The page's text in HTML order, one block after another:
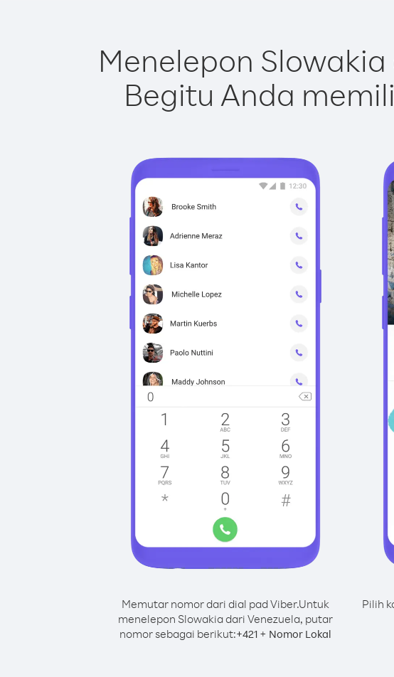
Menelepon
Begitu Anda
Memutar nomor dari dial pad Viber.Untuk
menelepon Slowakia dari Venezuela, putar
nomor sebagai berikut:+421 + Nomor Lokal
Pilih